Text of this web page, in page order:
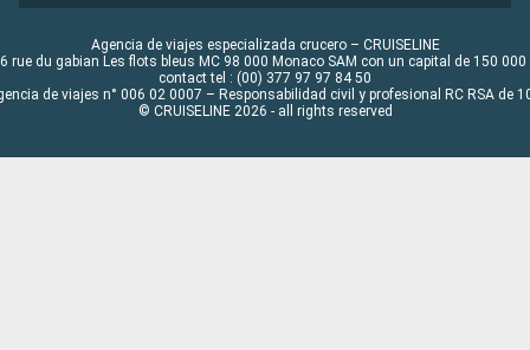
Agencia de viajes especializada crucero – CRUISELINE
rue du gabian Les flots bleus MC 98 000 Monaco SAM con un capital de 150 000
contact tel : (00) 377 97 97 84 50
de viajes n° 006 02 0007 – Responsabilidad civil y profesional RC RSA de
© CRUISELINE 2026 - all rights reserved